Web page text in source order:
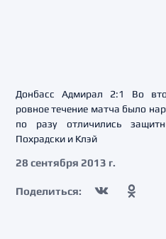
Донбасс Адмирал 2:1 Во
ровное течение матча было
по разу отличились
Похрадски и Клэй
28 сентября 2013 г.
Поделиться: